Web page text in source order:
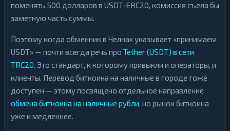
поменять 500 долларов в USDT-ERC20, комиссия съела бы
заметную часть суммы.
Поэтому когда обменник в Челнах указывает «принимаем
USDT» — почти всегда речь про Tether (USDT) в сети
TRC20. Это стандарт, к которому привыкли и операторы, и
клиенты. Перевод биткоина на наличные в городе тоже
доступен — этому посвящено отдельное направление
обмена биткоина на наличные рубли, но рынок биткоина
уже и медленнее.